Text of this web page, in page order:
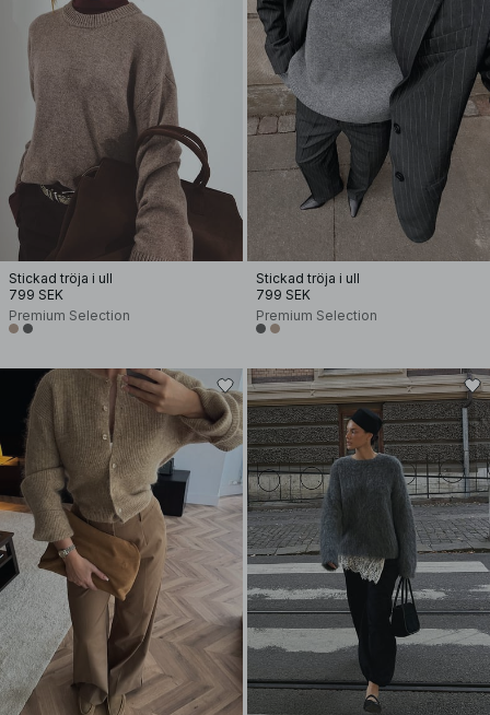
Stickad tröja i ull
799 SEK
Premium Selection
Stickad tröja i ull
799 SEK
Premium Selection